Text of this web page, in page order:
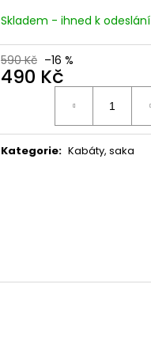
Skladem - ihned k odeslání
590 Kč –16 %
490 Kč
Kategorie: Kabáty, saka